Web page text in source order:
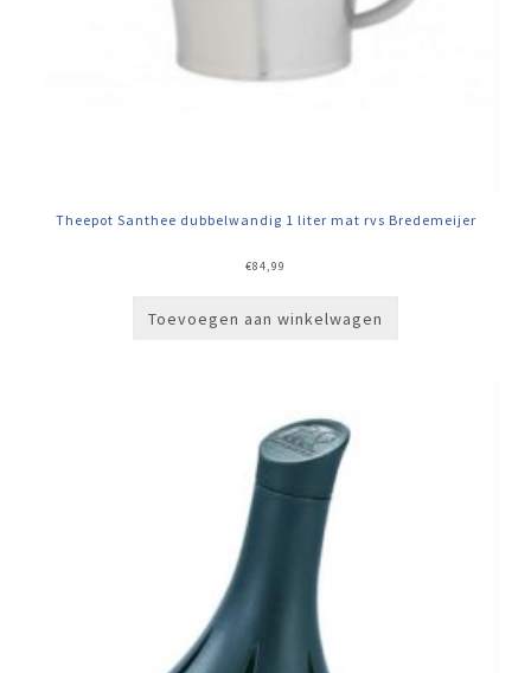
Theepot Santhee dubbelwandig 1 liter mat rvs Bredemeijer
€84,99
Toevoegen aan winkelwagen